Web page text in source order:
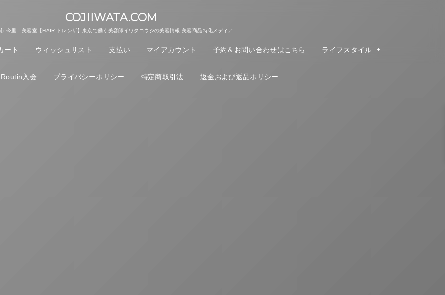
COJIIWATA.COM
今里 美容室【HAIR トレンザ】東京で働く美容師イワタコウジの美容情報.美容商品特化メディア
ート ウィッシュリスト 支払い マイアカウント 予約＆お問い合わせはこちら ライフスタイル
入会 プライバシーポリシー 特定商取引法 返金および返品ポリシー